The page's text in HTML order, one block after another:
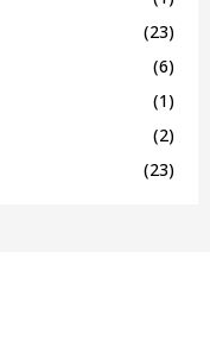
(23)
(6)
(1)
(2)
(23)